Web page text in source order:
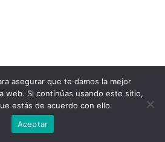
asegurar que te damos la mejor
web. Si continúas usando este sitio,
estás de acuerdo con ello.
Aceptar